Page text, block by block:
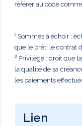
référer au code
¹ Sommes à échoir :
que le prêt, le contrat
² Privilège : droit que
la qualité de sa
les paiements
Lien